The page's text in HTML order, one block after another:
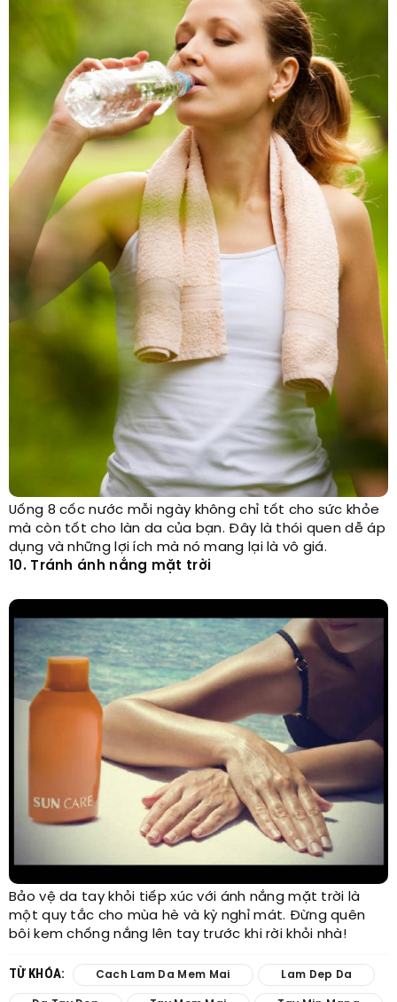
Uống 8 cốc nước mỗi ngày không chỉ tốt cho sức khỏe
mà còn tốt cho làn da của bạn. Đây là thói quen dễ áp
dụng và những lợi ích mà nó mang lại là vô giá.
10. Tránh ánh nắng mặt trời
Bảo vệ da tay khỏi tiếp xúc với ánh nắng mặt trời là
một quy tắc cho mùa hè và kỳ nghỉ mát. Đừng quên
bôi kem chống nắng lên tay trước khi rời khỏi nhà!
TỪ KHÓA: Cach Lam Da Mem Mai Lam Dep Da